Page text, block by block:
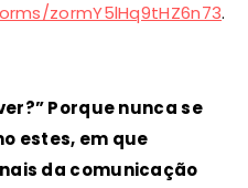
zormY5lHq9tHZ6n73.
Porque nunca se
estes, em que
da comunicação